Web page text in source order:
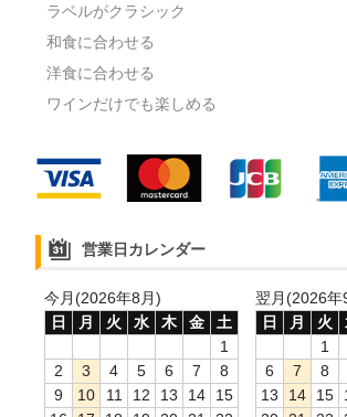
ラベルがクラシック
和食に合わせる
洋食に合わせる
ワインだけでも楽しめる
営業日カレンダー
今月(2026年8月)
日
月 火 水 木 金
土
1
2
3 4 5 6 7
8
9
10 11 12 13 14
15
翌月(2026年
日
月 火
1
6
7 8
13
14 15